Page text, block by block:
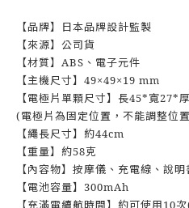
【品牌】日本品牌設計監製
【來源】公司貨
【材質】ABS、電子元件
【主機尺寸】49×49×19 mm
【電極片單顆尺寸】長45*寬27*
(電極片為固定位置，不能調整位
【繩長尺寸】約44cm
【重量】約58克
【內容物】按摩儀、充電線、說明
【電池容量】300mAh
【充滿電續航時間】約可使用10